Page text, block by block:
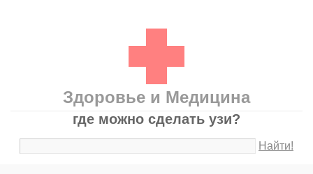
Здоровье и Медицина
где можно сделать узи?
Найти!